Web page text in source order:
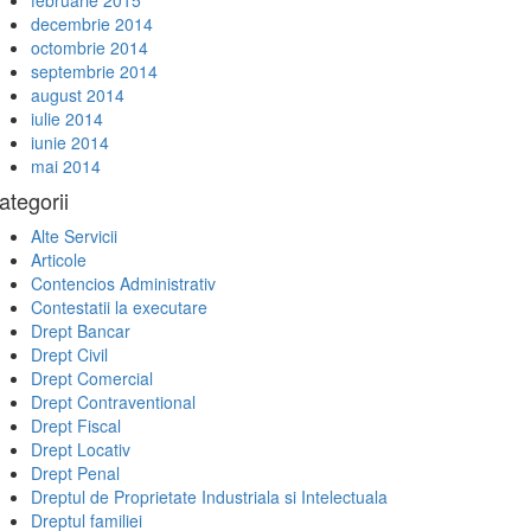
decembrie 2014
octombrie 2014
septembrie 2014
august 2014
iulie 2014
iunie 2014
mai 2014
Alte Servicii
Articole
Contencios Administrativ
Contestatii la executare
Drept Bancar
Drept Civil
Drept Comercial
Drept Contraventional
Drept Fiscal
Drept Locativ
Drept Penal
Dreptul de Proprietate Industriala si Intelectuala
Dreptul familiei